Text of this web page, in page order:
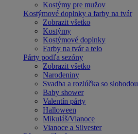
Kostýmy pre mužov
Kostýmové doplnky a farby na tvár
Zobrazit všetko
Kostýmy
Kostýmové doplnky
Farby na tvár a telo
Párty podľa sezóny
Zobrazit všetko
Narodeniny
Svadba a rozlúčka so slobodou
Baby shower
Valentín párty
Halloween
Mikuláš/Vianoce
Vianoce a Silvester